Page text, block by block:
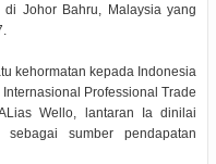
Johor Bahru, Malaysia yang
kehormatan kepada Indonesia
Professional Trade
Wello, lantaran Ia dinilai
sebagai sumber pendapatan